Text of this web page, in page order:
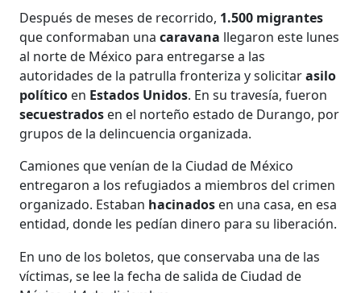
Después de meses de recorrido, 1.500 migrantes
que conformaban una caravana llegaron este lunes
al norte de México para entregarse a las
autoridades de la patrulla fronteriza y solicitarasilo
político en Estados Unidos. En su travesía, fueron
secuestrados en el norteño estado de Durango, por
grupos de la delincuencia organizada.
Camiones que venían de la Ciudad de México
entregaron a los refugiados a miembros del crimen
organizado. Estaban hacinados en una casa, en esa
entidad, donde les pedían dinero para su liberación.
En uno de los boletos, que conservaba una de las
víctimas, se lee la fecha de salida de Ciudad de